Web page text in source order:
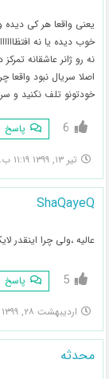
یعنی واقعا هر کی
خوب دیده یا نه
نه رو ژانر عاشقانه
اصلا سریال نبود
خودتونو تلف نکنید و
6 پاسخ
تیر ۱۳, ۱۳۹۹ ۱۱:۱۹ ب.ظ
ShaQayeQ
عالیه ،ولی چرا اینقدر
5 پاسخ
اردیبهشت ۲۸, ۱۳۹۹ ۳:۳۶ ق.ظ
محدثه